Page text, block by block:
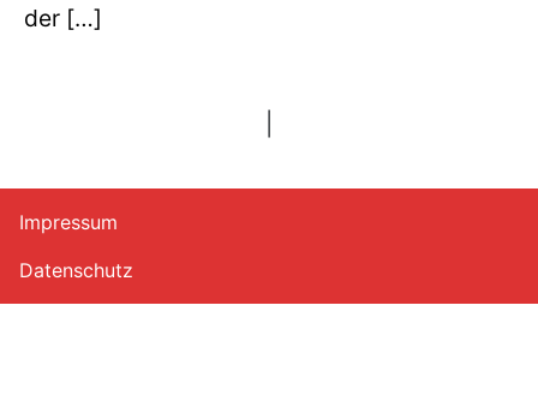
der […]
Impressum
Datenschutz